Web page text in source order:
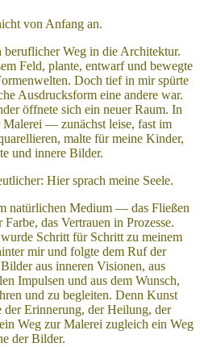
von Anfang an.
Weg in die Architektur.
Feld, plante, entwarf und bewegte
Doch tief in mir spürte
Ausdrucksform eine andere war.
öffnete sich ein neuer Raum. In
— zunächst leise, fast im
malte für meine Kinder,
und innere Bilder.
Hier sprach meine Seele.
natürlichen Medium — das Fließen
Farbe, das Vertrauen in Prozesse.
Schritt für Schritt zu meinem
mir und folgte dem Ruf der
aus inneren Visionen, aus
Impulsen und aus dem Wunsch,
und zu begleiten. Denn Kunst
Erinnerung, der Heilung, der
Weg zur Malerei zugleich ein Weg
der Bilder.